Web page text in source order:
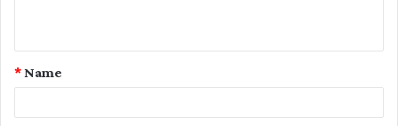
t
Name
*